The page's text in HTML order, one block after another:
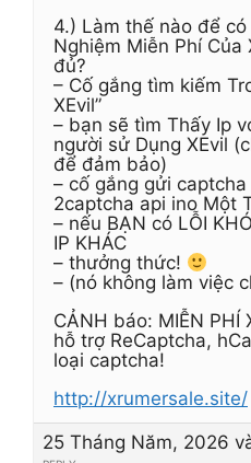
4.) Làm thế nào để
Nghiệm Miễn Phí Của
đủ?
– Cố gắng tìm kiếm
XEvil”
– bạn sẽ tìm Thấy Ip
người sử Dụng XEvil
để đảm bảo)
– cố gắng gửi
2captcha api ino Một
– nếu BẠN có LỖI
IP KHÁC
– thưởng thức!
– (nó không làm việc
CẢNH báo: MIỄN PHÍ
hỗ trợ ReCaptcha,
loại captcha!
http://xrumersale.site/
25 Tháng Năm, 2026